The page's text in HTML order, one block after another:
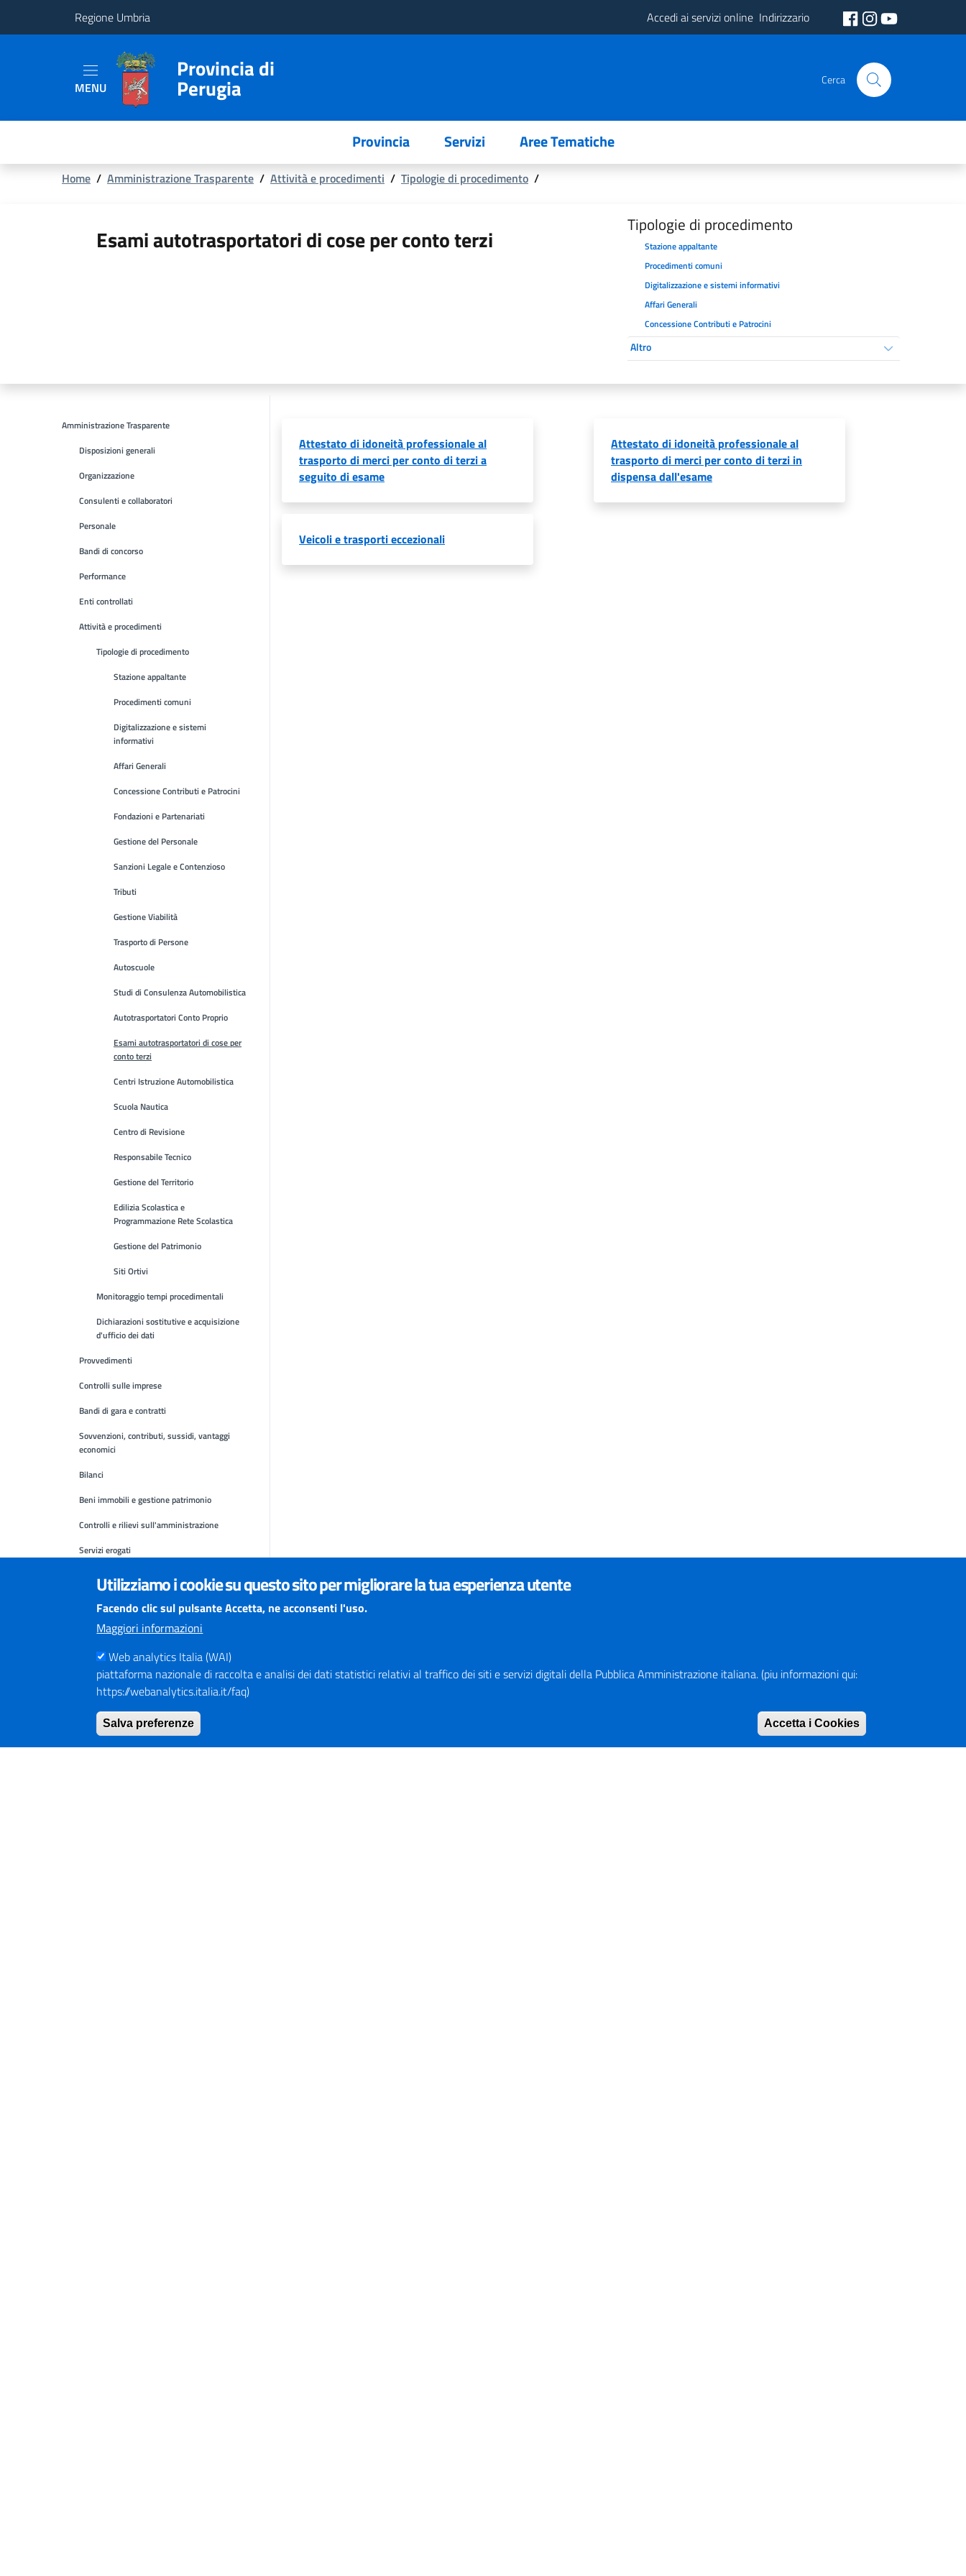
Regione Umbria Accedi ai servizi online Indirizzario
Tematiche
MENU
Provincia di
Perugia Cerca
Provincia Servizi Aree Tematiche
Briciole
pane
Home / Amministrazione Trasparente / Attività e procedimenti / Tipologie di procedimento /
Esami autotrasportatori di cose per conto terzi Tipologie di procedimento
Stazione appaltante
Procedimenti comuni
Digitalizzazione e sistemi informativi
Affari Generali
Concessione Contributi e Patrocini
Altro
Amministrazione Trasparente
Disposizioni generali
Organizzazione
Consulenti e collaboratori
Personale
Bandi di concorso
Performance
Enti controllati
Attività e procedimenti
Tipologie di procedimento
Stazione appaltante
Procedimenti comuni
Digitalizzazione e sistemi
informativi
Affari Generali
Concessione Contributi e Patrocini
Fondazioni e Partenariati
Gestione del Personale
Sanzioni Legale e Contenzioso
Tributi
Gestione Viabilità
Trasporto di Persone
Autoscuole
Studi di Consulenza Automobilistica
Autotrasportatori Conto Proprio
Esami autotrasportatori di cose per
conto terzi
Centri Istruzione Automobilistica
Scuola Nautica
Centro di Revisione
Responsabile Tecnico
Gestione del Territorio
Edilizia Scolastica e
Programmazione Rete Scolastica
Gestione del Patrimonio
Siti Ortivi
Monitoraggio tempi procedimentali
Dichiarazioni sostitutive e acquisizione
d'ufficio dei dati
Provvedimenti
Controlli sulle imprese
Bandi di gara e contratti
Sovvenzioni, contributi, sussidi, vantaggi
economici
Bilanci
Beni immobili e gestione patrimonio
Controlli e rilievi sull'amministrazione
Servizi erogati
Pagamenti dell'amministrazione
Opere pubbliche
Pianificazione e governo del territorio
Informazioni ambientali
Interventi straordinari e di emergenza
Altri contenuti
Attestato di idoneità professionale al
trasporto di merci per conto di terzi a
seguito di esame
Attestato di idoneità professionale al
trasporto di merci per conto di terzi in
dispensa dall'esame
Veicoli e trasporti eccezionali
Utilizziamo i cookie su questo sito per migliorare la tua esperienza utente
Facendo clic sul pulsante Accetta, ne acconsenti l'uso.
Maggiori informazioni
Web analytics Italia (WAI)
piattaforma nazionale di raccolta e analisi dei dati statistici relativi al traffico dei siti e servizi digitali della Pubblica Amministrazione italiana. (piu informazioni qui:
https://webanalytics.italia.it/faq)
Salva preferenze Accetta i Cookies